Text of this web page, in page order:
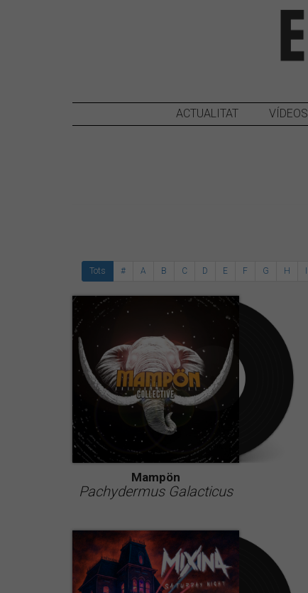
ACTUALITAT VÍDEOS
Tots # A B C D E F G H I
Mampön
Pachydermus Galacticus